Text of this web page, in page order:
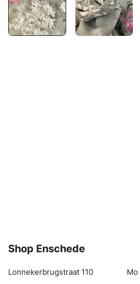
Shop Enschede
Lonnekerbrugstraat 110
Mo